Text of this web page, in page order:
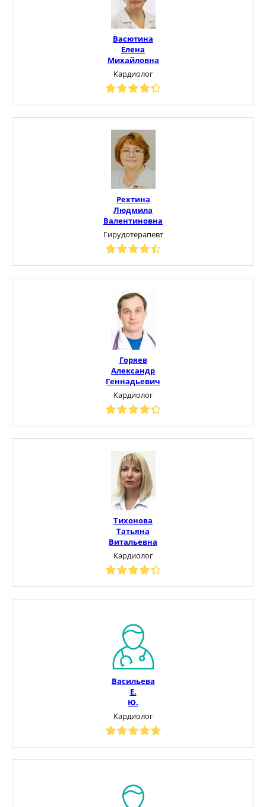
Васютина
Елена
Михайловна
Кардиолог
Рехтина
Людмила
Валентиновна
Гирудотерапевт
Горяев
Александр
Геннадьевич
Кардиолог
Тихонова
Татьяна
Витальевна
Кардиолог
Васильева
Е.
Ю.
Кардиолог